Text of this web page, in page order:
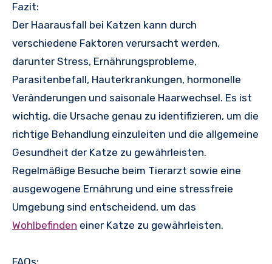
Fazit:
Der Haarausfall bei Katzen kann durch
verschiedene Faktoren verursacht werden,
darunter Stress, Ernährungsprobleme,
Parasitenbefall, Hauterkrankungen, hormonelle
Veränderungen und saisonale Haarwechsel. Es ist
wichtig, die Ursache genau zu identifizieren, um die
richtige Behandlung einzuleiten und die allgemeine
Gesundheit der Katze zu gewährleisten.
Regelmäßige Besuche beim Tierarzt sowie eine
ausgewogene Ernährung und eine stressfreie
Umgebung sind entscheidend, um das
Wohlbefinden einer Katze zu gewährleisten.